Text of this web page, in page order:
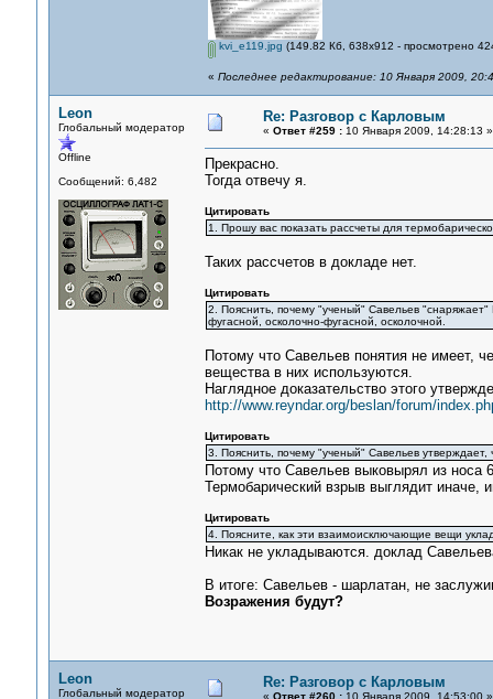
kvi_e119.jpg (149.82 Кб, 638x912 - просмотрено
« Последнее редактирование: 10 Января 2009,
Leon
Глобальный модератор
Offline
Сообщений: 6,482
Re: Разговор с Карловым
« Ответ #259 :10 Января 2009, 14:28:13 »
Прекрасно.
Тогда отвечу я.
Цитировать
1. Прошу вас показать рассчеты для
Таких рассчетов в докладе нет.
Цитировать
2. Пояснить, почему "ученый" Савельев
фугасной, осколочно-фугасной, осколочной.
Потому что Савельев понятия не имеет,
вещества в них используются.
Наглядное доказательство этого
http://www.reyndar.org/beslan/forum/
Цитировать
3. Пояснить, почему "ученый" Савельев
Потому что Савельев выковырял из носа
Термобарический взрыв выглядит иначе,
Цитировать
4. Поясните, как эти взаимоисключающие вещи
Никак не укладываются. доклад
В итоге: Савельев - шарлатан, не
Возражения будут?
Leon
Глобальный модератор
Re: Разговор с Карловым
« Ответ #260 :10 Января 2009, 14:53:00 »